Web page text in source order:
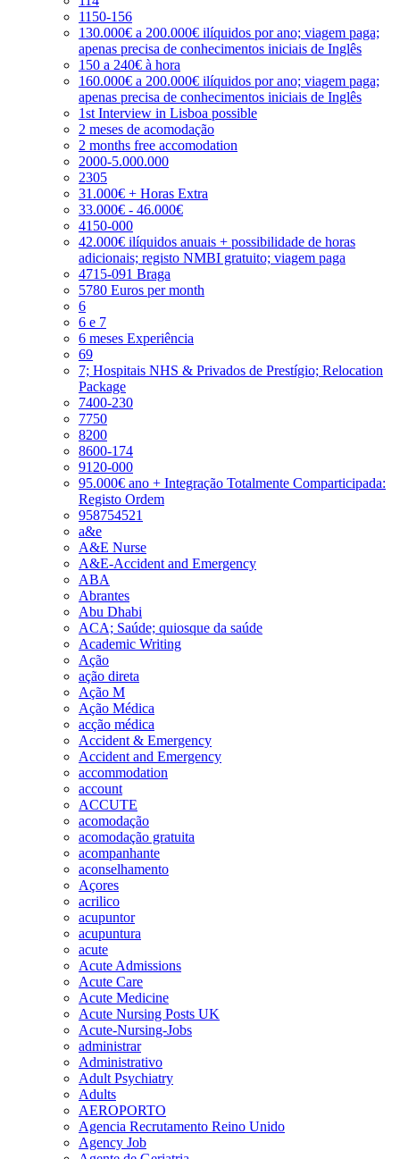
1150-156
130.000€ a 200.000€ ilíquidos por ano; viagem paga;
apenas precisa de conhecimentos iniciais de Inglês
150 a 240€ à hora
160.000€ a 200.000€ ilíquidos por ano; viagem paga;
apenas precisa de conhecimentos iniciais de Inglês
1st Interview in Lisboa possible
2 meses de acomodação
2 months free accomodation
2000-5.000.000
2305
31.000€ + Horas Extra
33.000€ - 46.000€
4150-000
42.000€ ilíquidos anuais + possibilidade de horas
adicionais; registo NMBI gratuito; viagem paga
4715-091 Braga
5780 Euros per month
6
6 e 7
6 meses Experiência
69
7; Hospitais NHS & Privados de Prestígio; Relocation
Package
7400-230
7750
8200
8600-174
9120-000
95.000€ ano + Integração Totalmente Comparticipada:
Registo Ordem
958754521
a&e
A&E Nurse
A&E-Accident and Emergency
ABA
Abrantes
Abu Dhabi
ACA; Saúde; quiosque da saúde
Academic Writing
Ação
ação direta
Ação M
Ação Médica
acção médica
Accident & Emergency
Accident and Emergency
accommodation
account
ACCUTE
acomodação
acomodação gratuita
acompanhante
aconselhamento
Açores
acrilico
acupuntor
acupuntura
acute
Acute Admissions
Acute Care
Acute Medicine
Acute Nursing Posts UK
Acute-Nursing-Jobs
administrar
Administrativo
Adult Psychiatry
Adults
AEROPORTO
Agencia Recrutamento Reino Unido
Agency Job